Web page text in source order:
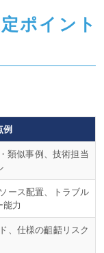
ポイント
例
類似事例、技術担当
ース配置、トラブル
能力
、仕様の齟齬リスク